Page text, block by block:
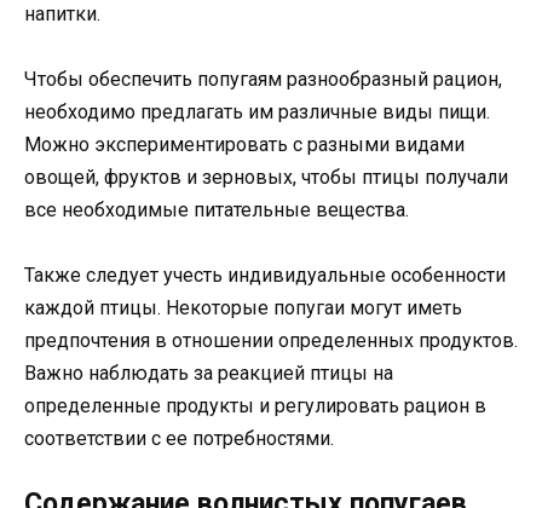
напитки.
Чтобы обеспечить попугаям разнообразный рацион,
необходимо предлагать им различные виды пищи.
Можно экспериментировать с разными видами
овощей, фруктов и зерновых, чтобы птицы получали
все необходимые питательные вещества.
Также следует учесть индивидуальные особенности
каждой птицы. Некоторые попугаи могут иметь
предпочтения в отношении определенных продуктов.
Важно наблюдать за реакцией птицы на
определенные продукты и регулировать рацион в
соответствии с ее потребностями.